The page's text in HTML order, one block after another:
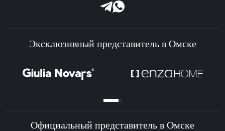
Эксклюзивный представитель в Омске
Официальный представитель в Омске